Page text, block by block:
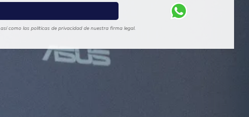
como las políticas de privacidad de nuestra firma legal.